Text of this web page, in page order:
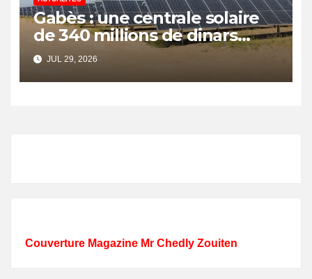
Gabès : une centrale solaire
de 340 millions de dinars
pour renforcer la transition
énergétique et créer 400
emplois
JUL 29, 2026
Couverture Magazine Mr Chedly Zouiten